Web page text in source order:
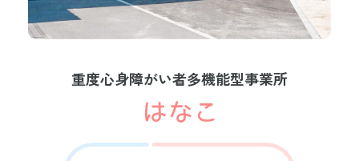
重度心身障がい者多機能型事業所